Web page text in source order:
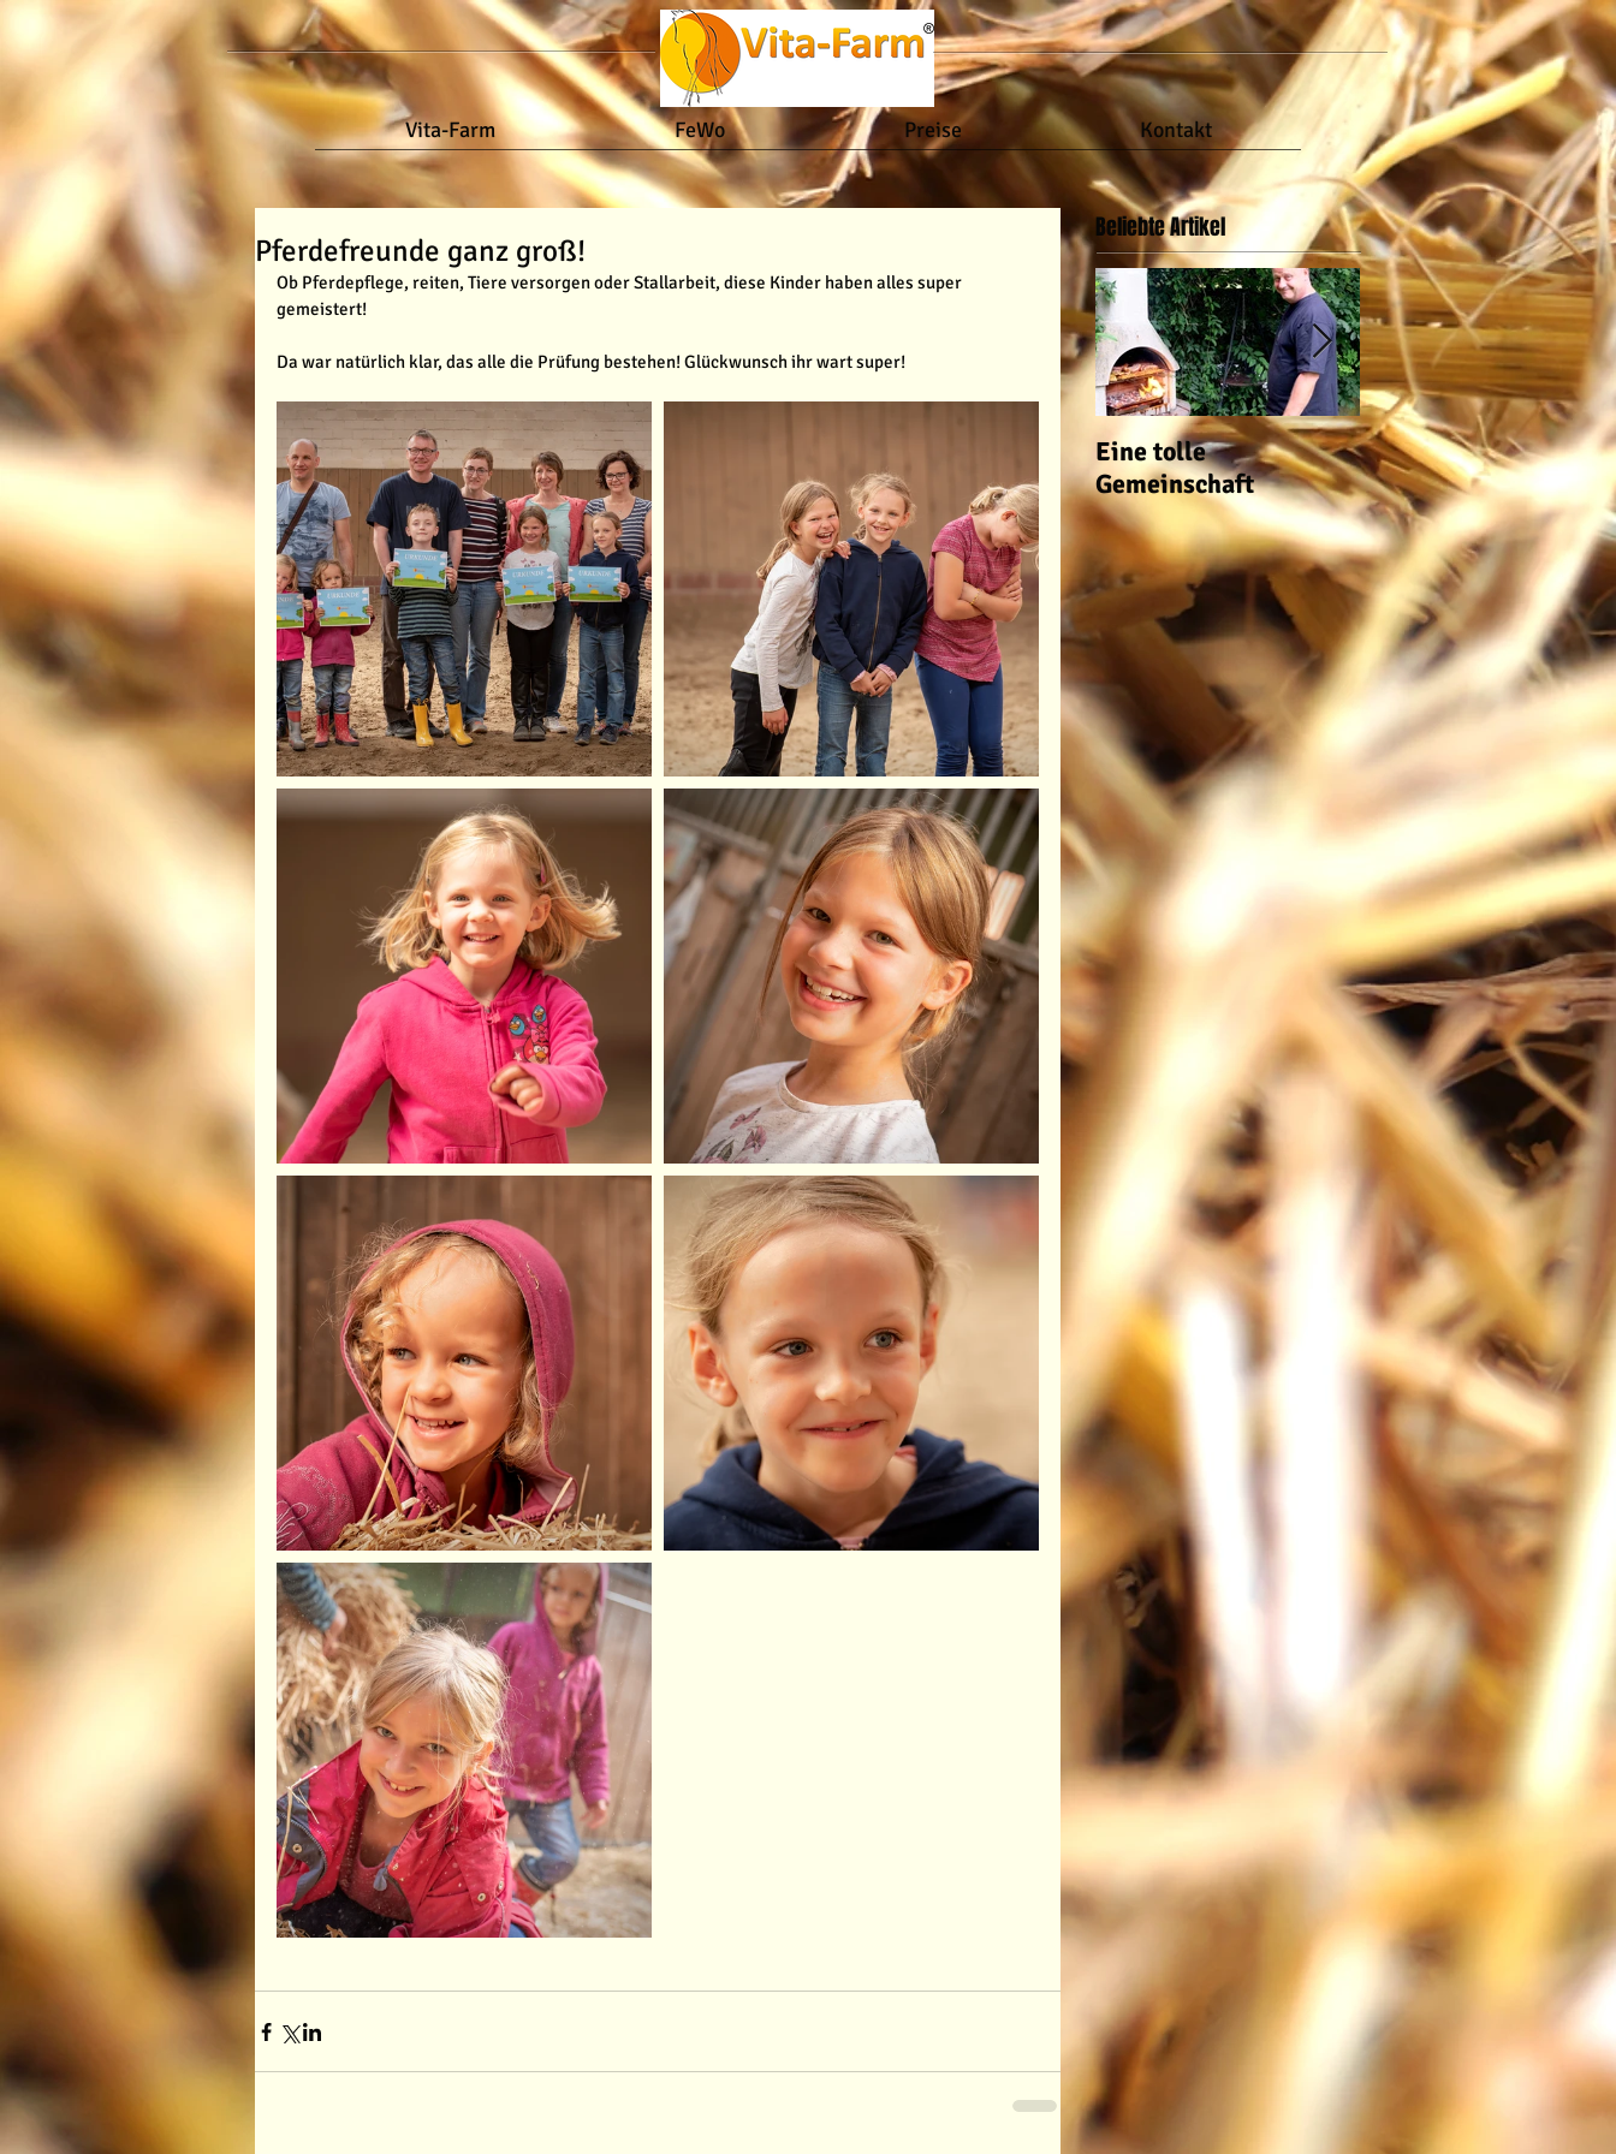
Vita-Farm FeWo Preise Kontakt
Pferdefreunde ganz groß!
Ob Pferdepflege, reiten, Tiere versorgen oder Stallarbeit, diese Kinder haben alles super
gemeistert!
Da war natürlich klar, das alle die Prüfung bestehen! Glückwunsch ihr wart super!
Beliebte Artikel
Eine tolle
Gemeinschaft
auch im Garten ist
los